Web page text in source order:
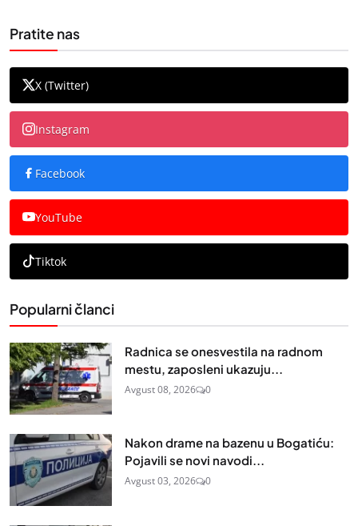
Pratite nas
X (Twitter)
Instagram
Facebook
YouTube
Tiktok
Popularni članci
Radnica se onesvestila na radnom
mestu, zaposleni ukazuju...
Avgust 08, 2026 0
Nakon drame na bazenu u Bogatiću:
Pojavili se novi navodi...
Avgust 03, 2026 0